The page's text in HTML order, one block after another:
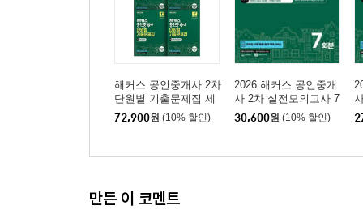
제2장 상가건물 임대차보호법
제3장 가등기담보 등에 관한 법률
제4장 집합건물의 소유 및 관리에 관한 법률
해커스 공인중개사 2차
단원별 기출문제집 세
트: 부동산공법, 부동산
세법, 부동산공시법령,
무
72,900원 (10% 할인)
2026 해커스 공인중개
사 2차 실전모의고사 7
회분
30,600원 (10% 할인)
만든 이 코멘트